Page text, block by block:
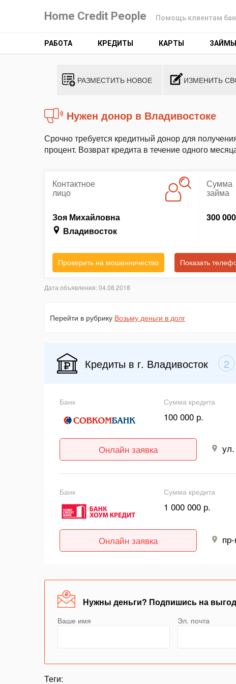
Home Credit People Помощь клиентам
РАБОТА КРЕДИТЫ КАРТЫ
РАЗМЕСТИТЬ НОВОЕ ИЗМЕНИТЬ
Нужен донор в Владивостоке
Срочно требуется кредитный донор для
процент. Возврат кредита в течение одного
Контактное
лицо
Зоя Михайловна
Владивосток
Сумма
займа
300
Проверить на мошенничество Показать
Дата объявления: 04.08.2018
Перейти в рубрику Возьму деньги в долг
Кредиты в г. Владивосток 2
Банк Сумма кредита
100 000 р.
Онлайн заявка
Банк Сумма кредита
1 000 000 р.
Онлайн заявка
Нужны деньги? Подпишись на
Ваше имя Эл. почта
Теги: